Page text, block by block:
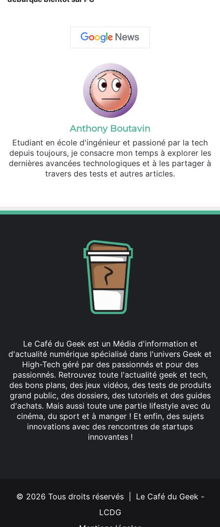
Anthony Boutavin
Etudiant en école d'ingénieur et passioné par la tech
depuis toujours, je consacre mon temps à explorer les
dernières avancées technologiques et à les partager à
travers des tests et autres articles.
Le Café du Geek est un Média d'information et
d'actualité numérique spécialisé dans l'univers Geek et
High-Tech géré par des passionnés et pour des
passionnés. Retrouvez toute l'actualité geek et tech,
des bons plans, des jeux vidéos, des tests de produits
grand public, des dossiers, des tutoriels et des guides
d'achats. Mais aussi toute une partie lifestyle avec du
cinéma, du sport et à manger ! Et enfin, des sujets
innovations avec des rencontres de startups
innovantes !
© 2026 Tous droits réservés | Le Café du Geek -
LCDG